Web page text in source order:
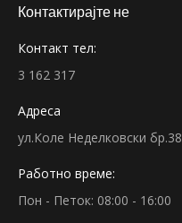
Контактирајте не
Контакт тел:
3 162 317
Адреса
ул.Коле Неделковски бр.38
Работно време:
Пон - Петок: 08:00 - 16:00